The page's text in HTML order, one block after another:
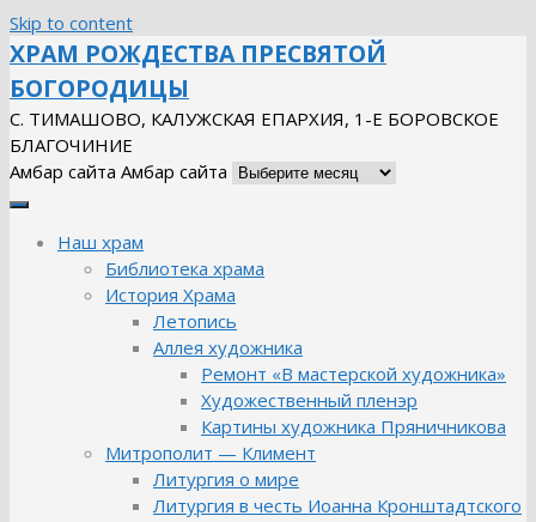
Skip to content
ХРАМ РОЖДЕСТВА ПРЕСВЯТОЙ
БОГОРОДИЦЫ
С. ТИМАШОВО, КАЛУЖСКАЯ ЕПАРХИЯ, 1-Е БОРОВСКОЕ
БЛАГОЧИНИЕ
Амбар сайта Амбар сайта
Наш храм
Библиотека храма
История Храма
Летопись
Аллея художника
Ремонт «В мастерской художника»
Художественный пленэр
Картины художника Пряничникова
Митрополит — Климент
Литургия о мире
Литургия в честь Иоанна Кронштадтского